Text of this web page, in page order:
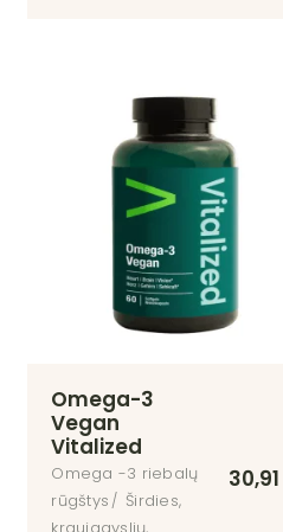
Omega-3
Vegan
Vitalized
Omega -3 riebalų
rūgštys
Širdies,
kraujagyslių,
30,91